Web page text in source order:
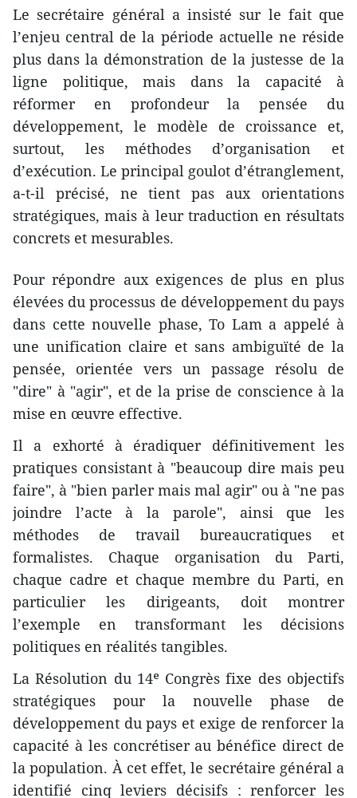
Le secrétaire général a insisté sur le fait que
l’enjeu central de la période actuelle ne réside
plus dans la démonstration de la justesse de la
ligne politique, mais dans la capacité à
réformer en profondeur la pensée du
développement, le modèle de croissance et,
surtout, les méthodes d’organisation et
d’exécution. Le principal goulot d’étranglement,
a-t-il précisé, ne tient pas aux orientations
stratégiques, mais à leur traduction en résultats
concrets et mesurables.
Pour répondre aux exigences de plus en plus
élevées du processus de développement du pays
dans cette nouvelle phase, To Lam a appelé à
une unification claire et sans ambiguïté de la
pensée, orientée vers un passage résolu de
"dire" à "agir", et de la prise de conscience à la
mise en œuvre effective.
Il a exhorté à éradiquer définitivement les
pratiques consistant à "beaucoup dire mais peu
faire", à "bien parler mais mal agir" ou à "ne pas
joindre l’acte à la parole", ainsi que les
méthodes de travail bureaucratiques et
formalistes. Chaque organisation du Parti,
chaque cadre et chaque membre du Parti, en
particulier les dirigeants, doit montrer
l’exemple en transformant les décisions
politiques en réalités tangibles.
La Résolution du 14ᵉ Congrès fixe des objectifs
stratégiques pour la nouvelle phase de
développement du pays et exige de renforcer la
capacité à les concrétiser au bénéfice direct de
la population. À cet effet, le secrétaire général a
identifié cinq leviers décisifs : renforcer les